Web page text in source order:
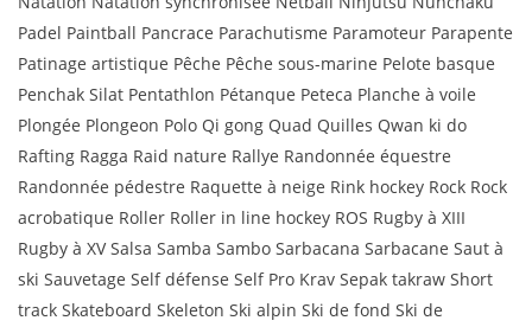
Padel Paintball Pancrace Parachutisme Paramoteur Parapente
Patinage artistique Pêche Pêche sous-marine Pelote basque
Penchak Silat Pentathlon Pétanque Peteca Planche à voile
Plongée Plongeon Polo Qi gong Quad Quilles Qwan ki do
Rafting Ragga Raid nature Rallye Randonnée équestre
Randonnée pédestre Raquette à neige Rink hockey Rock Rock
acrobatique Roller Roller in line hockey ROS Rugby à XIII
Rugby à XV Salsa Samba Sambo Sarbacana Sarbacane Saut à
ski Sauvetage Self défense Self Pro Krav Sepak takraw Short
track Skateboard Skeleton Ski alpin Ski de fond Ski de